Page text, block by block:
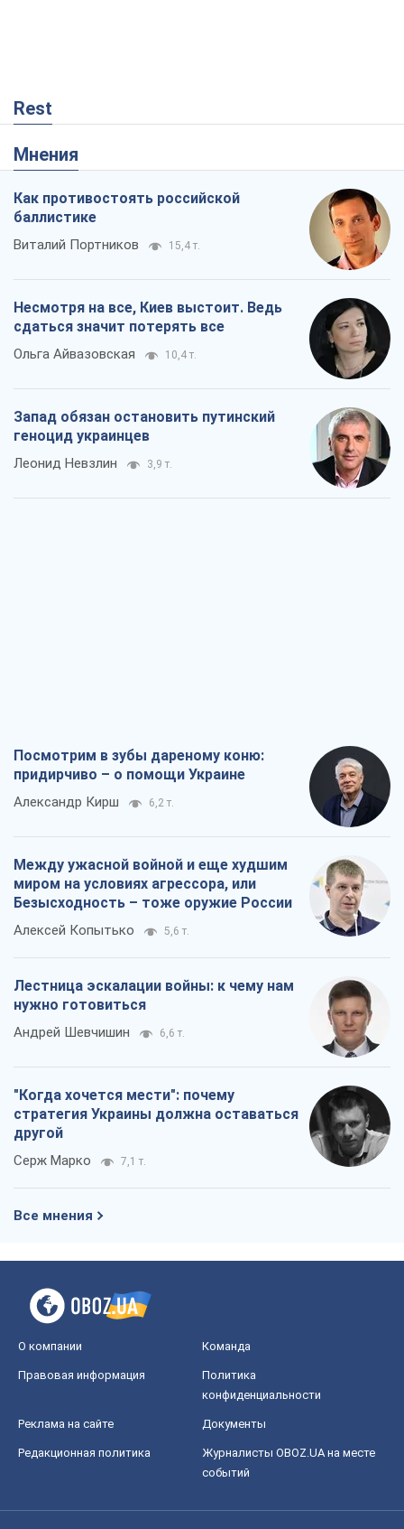
Rest
Мнения
Как противостоять российской
баллистике
Виталий Портников 15,4 т.
Несмотря на все, Киев выстоит. Ведь
сдаться значит потерять все
Ольга Айвазовская 10,4 т.
Запад обязан остановить путинский
геноцид украинцев
Леонид Невзлин 3,9 т.
Посмотрим в зубы дареному коню:
придирчиво – о помощи Украине
Александр Кирш 6,2 т.
Между ужасной войной и еще худшим
миром на условиях агрессора, или
Безысходность – тоже оружие России
Алексей Копытько 5,6 т.
Лестница эскалации войны: к чему нам
нужно готовиться
Андрей Шевчишин 6,6 т.
"Когда хочется мести": почему
стратегия Украины должна оставаться
другой
Серж Марко 7,1 т.
Все мнения
О компании Команда
Правовая информация
Политика
конфиденциальности
Реклама на сайте Документы
Редакционная политика
Журналисты OBOZ.UA на месте
событий